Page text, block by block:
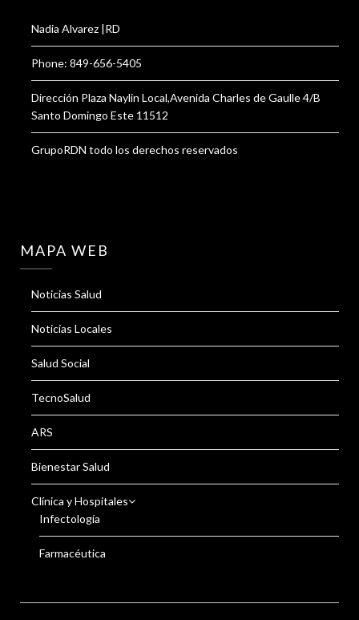
Nadia Alvarez |RD
Phone: 849-656-5405
Dirección Plaza Naylin Local,Avenida Charles de Gaulle 4/B
Santo Domingo Este 11512
GrupoRDN todo los derechos reservados
MAPA WEB
Noticias Salud
Noticias Locales
Salud Social
TecnoSalud
ARS
Bienestar Salud
Clínica y Hospitales
Infectología
Farmacéutica